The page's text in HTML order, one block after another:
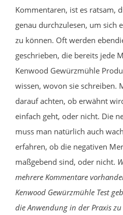
Kommentaren, ist es ratsam,
genau durchzulesen, um sich
zu können. Oft werden
geschrieben, die bereits jede
Kenwood Gewürzmühle
wissen, wovon sie schreiben.
darauf achten, ob erwähnt
einfach geht, oder nicht. Die
muss man natürlich auch
erfahren, ob die negativen
maßgebend sind, oder nicht.
mehrere Kommentare
Kenwood Gewürzmühle Test
die Anwendung in der Praxis